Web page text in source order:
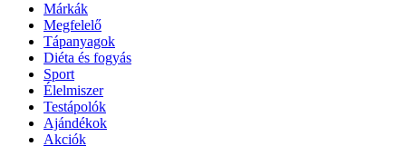
Márkák
Megfelelő
Tápanyagok
Diéta és fogyás
Sport
Élelmiszer
Testápolók
Ajándékok
Akciók